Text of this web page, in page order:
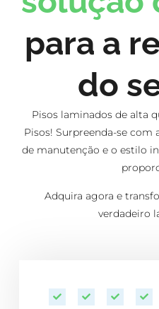
para a
do
Pisos laminados de alta
Pisos! Surpreenda-se com
de manutenção e o estilo
Adquira agora e
verdadeiro